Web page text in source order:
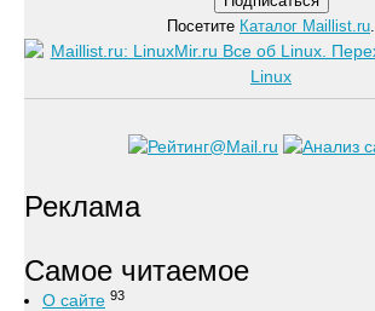
Посетите Каталог Maillist.ru.
Реклама
Самое читаемое
О сайте 93